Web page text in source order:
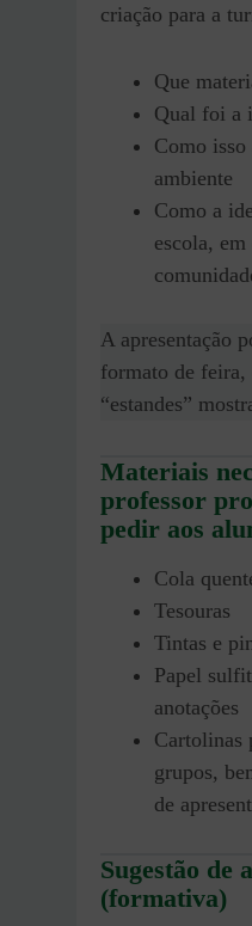
criação para a
Que
Qual foi a
Como
ambiente
Como a
escola, em
A apresentação
formato de feira,
“estandes”
Materiais
professor
pedir aos
Cola
Tesouras
Tintas e
Papel
anotações
Cartolinas
grupos,
de
Sugestão de
(formativa)